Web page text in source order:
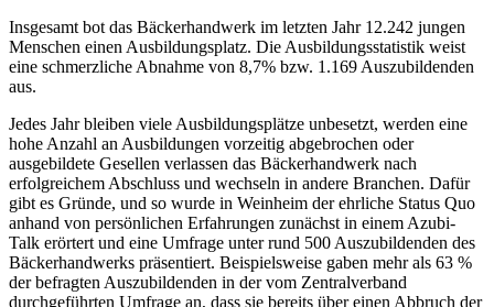
Insgesamt bot das Bäckerhandwerk im letzten Jahr 12.242 jungen
Menschen einen Ausbildungsplatz. Die Ausbildungsstatistik weist
eine schmerzliche Abnahme von 8,7% bzw. 1.169 Auszubildenden
aus.
Jedes Jahr bleiben viele Ausbildungsplätze unbesetzt, werden eine
hohe Anzahl an Ausbildungen vorzeitig abgebrochen oder
ausgebildete Gesellen verlassen das Bäckerhandwerk nach
erfolgreichem Abschluss und wechseln in andere Branchen. Dafür
gibt es Gründe, und so wurde in Weinheim der ehrliche Status Quo
anhand von persönlichen Erfahrungen zunächst in einem Azubi-
Talk erörtert und eine Umfrage unter rund 500 Auszubildenden des
Bäckerhandwerks präsentiert. Beispielsweise gaben mehr als 63 %
der befragten Auszubildenden in der vom Zentralverband
durchgeführten Umfrage an, dass sie bereits über einen Abbruch der